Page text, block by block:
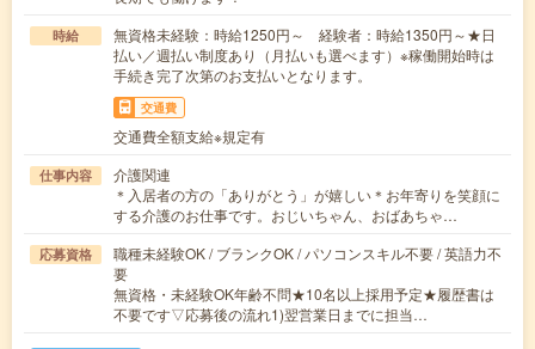
時給
無資格未経験：時給1250円～ 経験者：時給1350円～★日
払い／週払い制度あり（月払いも選べます）※稼働開始時は
手続き完了次第のお支払いとなります。
交通費
交通費全額支給※規定有
仕事内容
介護関連
＊入居者の方の「ありがとう」が嬉しい＊お年寄りを笑顔に
する介護のお仕事です。おじいちゃん、おばあちゃ…
応募資格
職種未経験OK / ブランクOK / パソコンスキル不要 / 英語力不
要
無資格・未経験OK年齢不問★10名以上採用予定★履歴書は
不要です▽応募後の流れ1)翌営業日までに担当…